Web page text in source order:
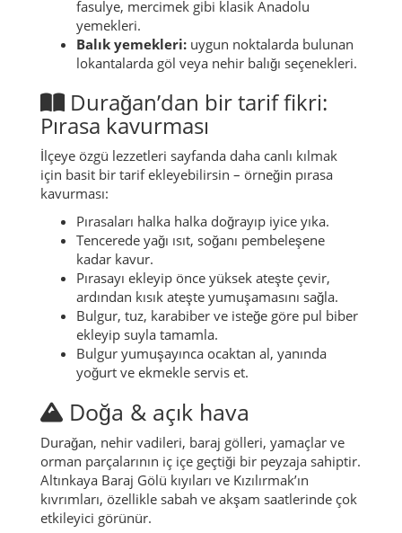
fasulye, mercimek gibi klasik Anadolu
yemekleri.
Balık yemekleri: uygun noktalarda bulunan
lokantalarda göl veya nehir balığı seçenekleri.
Durağan’dan bir tarif fikri:
Pırasa kavurması
İlçeye özgü lezzetleri sayfanda daha canlı kılmak
için basit bir tarif ekleyebilirsin – örneğin pırasa
kavurması:
Pırasaları halka halka doğrayıp iyice yıka.
Tencerede yağı ısıt, soğanı pembeleşene
kadar kavur.
Pırasayı ekleyip önce yüksek ateşte çevir,
ardından kısık ateşte yumuşamasını sağla.
Bulgur, tuz, karabiber ve isteğe göre pul biber
ekleyip suyla tamamla.
Bulgur yumuşayınca ocaktan al, yanında
yoğurt ve ekmekle servis et.
Doğa & açık hava
Durağan, nehir vadileri, baraj gölleri, yamaçlar ve
orman parçalarının iç içe geçtiği bir peyzaja sahiptir.
Altınkaya Baraj Gölü kıyıları ve Kızılırmak’ın
kıvrımları, özellikle sabah ve akşam saatlerinde çok
etkileyici görünür.